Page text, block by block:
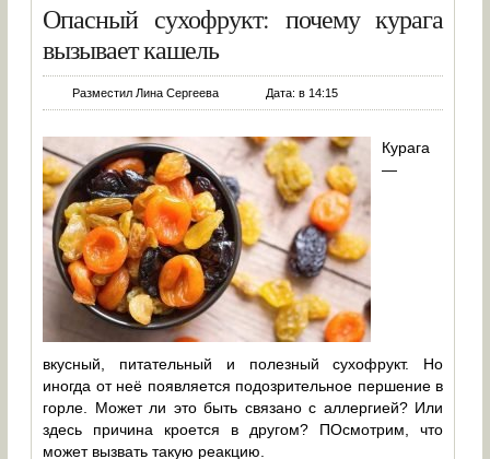
Опасный сухофрукт: почему курага
вызывает кашель
Разместил Лина Сергеева Дата: в 14:15
Курага
—
вкусный, питательный и полезный сухофрукт. Но
иногда от неё появляется подозрительное першение в
горле. Может ли это быть связано с аллергией? Или
здесь причина кроется в другом? ПОсмотрим, что
может вызвать такую реакцию.